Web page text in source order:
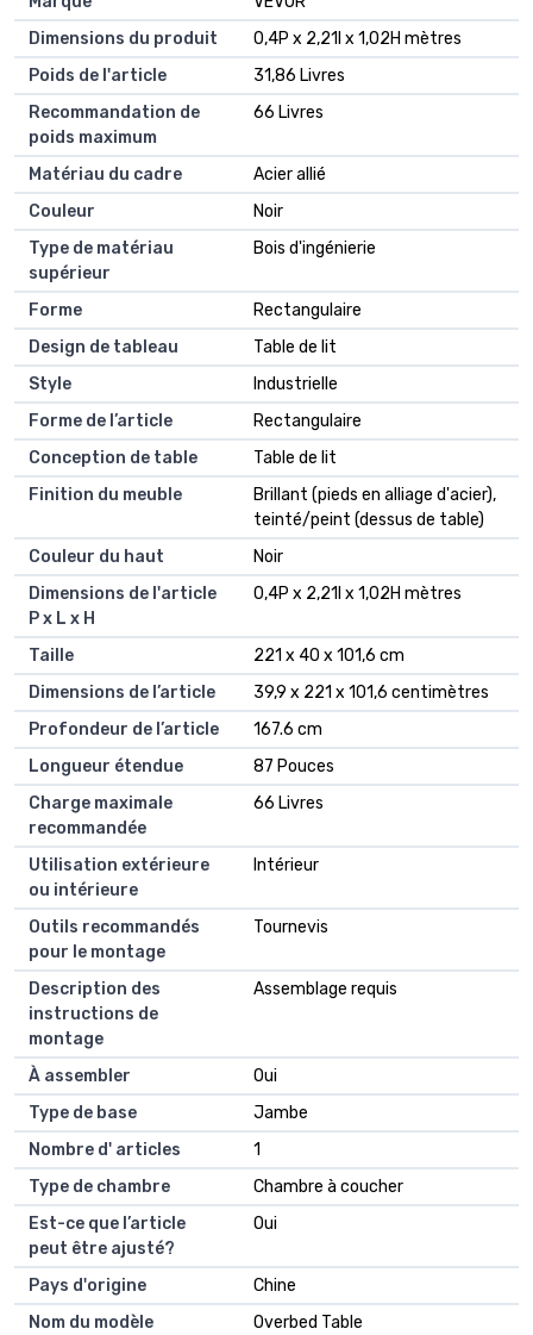
Dimensions du produit
0,4P x 2,21l x 1,02H mètres
Poids de l'article
31,86 Livres
Recommandation de
poids maximum
66 Livres
Matériau du cadre
Acier allié
Couleur
Noir
Type de matériau
supérieur
Bois d'ingénierie
Forme
Rectangulaire
Design de tableau
Table de lit
Style
Industrielle
Forme de l’article
Rectangulaire
Conception de table
Table de lit
Finition du meuble
Brillant (pieds en alliage d'acier),
teinté/peint (dessus de table)
Couleur du haut
Noir
Dimensions de l'article
P x L x H
0,4P x 2,21l x 1,02H mètres
Taille
221 x 40 x 101,6 cm
Dimensions de l’article
39,9 x 221 x 101,6 centimètres
Profondeur de l’article
167.6 cm
Longueur étendue
87 Pouces
Charge maximale
recommandée
66 Livres
Utilisation extérieure
ou intérieure
Intérieur
Outils recommandés
pour le montage
Tournevis
Description des
instructions de
montage
Assemblage requis
À assembler
Oui
Type de base
Jambe
Nombre d' articles
1
Type de chambre
Chambre à coucher
Est-ce que l’article
peut être ajusté?
Oui
Pays d'origine
Chine
Nom du modèle
Overbed Table